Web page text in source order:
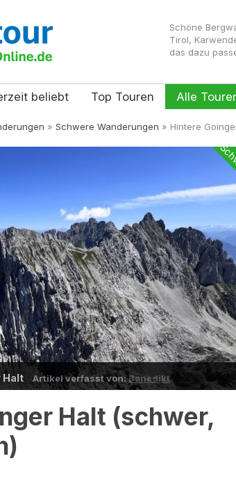
Schöne
Tirol,
das dazu
beliebt Top Touren Alle
» Schwere Wanderungen » Hintere
Halt Artikel verfasst von:Benedikt
Halt (schwer,